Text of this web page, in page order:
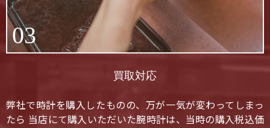
03
買取対応
弊社で時計を購入したものの、万が一気が変わってしまっ
たら 当店にて購入いただいた腕時計は、当時の購入税込価